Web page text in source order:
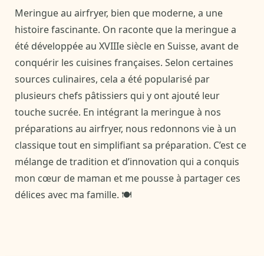
Meringue au airfryer, bien que moderne, a une
histoire fascinante. On raconte que la meringue a
été développée au XVIIIe siècle en Suisse, avant de
conquérir les cuisines françaises. Selon certaines
sources culinaires, cela a été popularisé par
plusieurs chefs pâtissiers qui y ont ajouté leur
touche sucrée. En intégrant la meringue à nos
préparations au airfryer, nous redonnons vie à un
classique tout en simplifiant sa préparation. C’est ce
mélange de tradition et d’innovation qui a conquis
mon cœur de maman et me pousse à partager ces
délices avec ma famille. 🍽️